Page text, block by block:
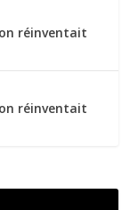
réinventait
réinventait